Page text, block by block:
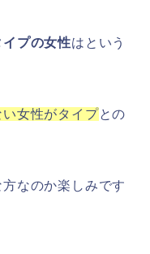
プの女性はという
女性がタイプとの
なのか楽しみです